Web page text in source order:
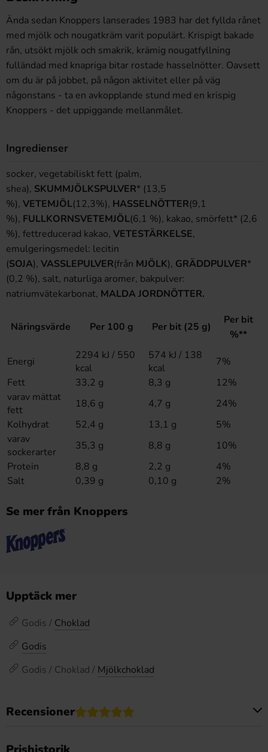
Ända sedan Knoppers lanserades 1983 har det fyllda rånet
med mjölk och nougatkräm varit populärt. Krispigt bakade
rån, utsökt mjölk och smakrik, krämig nougatfyllning
fulländad med knapriga bitar rostade hasselnötter. Oavsett
om du är på jobbet, på någon aktivitet eller på väg
någonstans - ta en avkopplande stund med en krispig
Knoppers - det uppiggande mellanmålet.
Ingredienser
socker, vegetabiliskt fett (palm,
shea), SKUMMJÖLKSPULVER* (13,5
%), VETEMJÖL(12,3%), HASSELNÖTTER(9,1
%), FULLKORNSVETEMJÖL(6,1 %), kakao, smörfett* (2,6
%), fettreducerad kakao, VETESTÄRKELSE,
emulgeringsmedel: lecitin
(SOJA), VASSLEPULVER(från MJÖLK), GRÄDDPULVER*
(0,2 %), salt, naturliga aromer, bakpulver:
natriumvätekarbonat, MALDA JORDNÖTTER.
Näringsvärde Per 100 g Per bit (25 g)
Per bit
%**
Energi
2294 kJ / 550
kcal
574 kJ / 138
kcal
7%
Fett
33,2 g 8,3 g
12%
varav mättat
fett
18,6 g 4,7 g
24%
Kolhydrat
52,4 g 13,1 g
5%
varav
sockerarter
35,3 g 8,8 g
10%
Protein
8,8 g 2,2 g
4%
Salt
0,39 g 0,10 g 2%
Se mer från Knoppers
Upptäck mer
Godis / Choklad
Godis
Godis / Choklad / Mjölkchoklad
Recensioner